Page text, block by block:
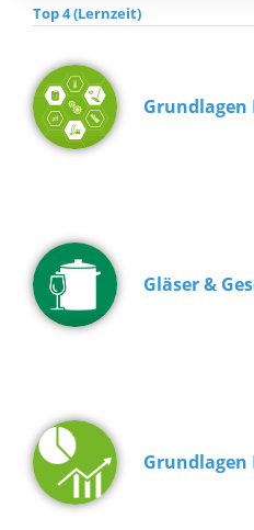
Top 4 (Lernzeit)
Grundlagen
Gläser &
Grundlagen